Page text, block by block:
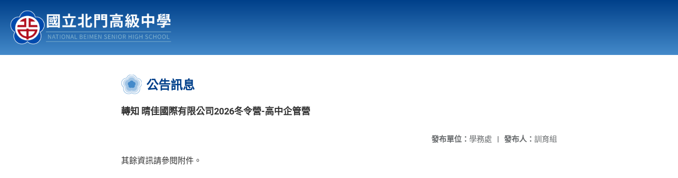
認識北中 行事曆
:::
公告訊息
轉知 晴佳國際有限公司2026冬令營-高中企管營
發布人： 訓育組
發布單位： 學務處 |
其餘資訊請參閱附件。